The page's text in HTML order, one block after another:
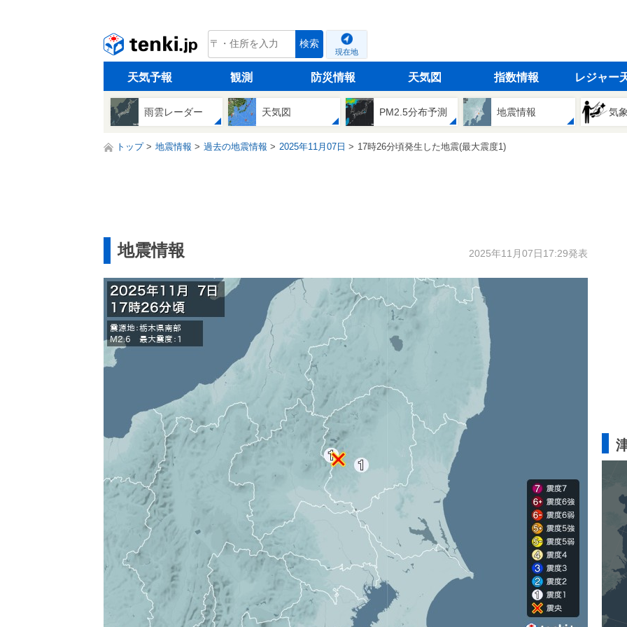
tenki.jp 検索
現在地
天気予報 観測 防災情報 天気図 指数情報 レジャー
雨雲レーダー 天気図 PM2.5分布予測 地震情報 気
トップ 地震情報 過去の地震情報 2025年11月07日 17時26分頃発生した地震(最大震度1)
地震情報 2025年11月07日17:29発表